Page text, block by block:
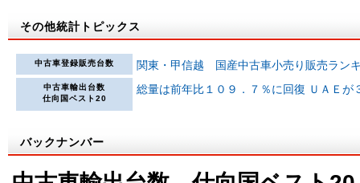
その他統計トピックス
中古車登録販売台数 関東・甲信越 国産中古車小売り販売ラン
中古車輸出台数
仕向国ベスト20
総量は前年比１０９．７％に回復 ＵＡＥ
バックナンバー